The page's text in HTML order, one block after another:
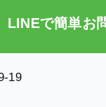
LINEで簡単お
19